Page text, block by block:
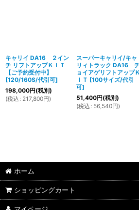
キャリイ DA16 ２イン
チ リフトアップＫＩＴ
【ご予約受付中】
[120/160S/代引可]
198,000円(税別)
(税込 : 217,800円)
スーパーキャリイ/キャ
リィトラック DA16
ョイアゲリフトアップＫ
ＩＴ [100サイズ/代引
可]
51,400円(税別)
(税込 : 56,540円)
ホーム
ショッピングカート